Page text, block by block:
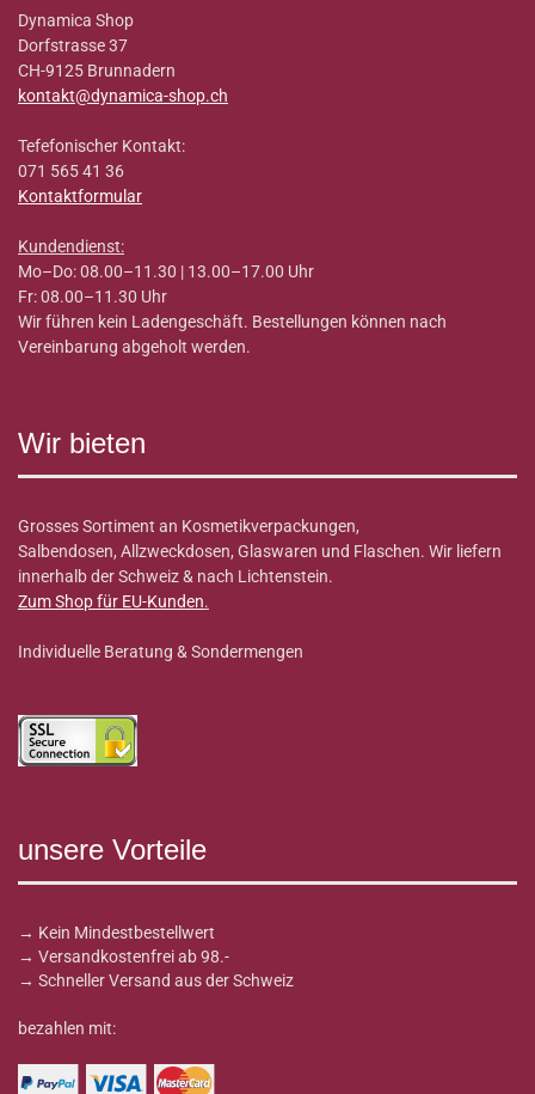
Dynamica Shop
Dorfstrasse 37
CH-9125 Brunnadern
kontakt@dynamica-shop.ch
Tefefonischer Kontakt:
071 565 41 36
Kontaktformular
Kundendienst:
Mo–Do: 08.00–11.30 | 13.00–17.00 Uhr
Fr: 08.00–11.30 Uhr
Wir führen kein Ladengeschäft. Bestellungen können nach
Vereinbarung abgeholt werden.
Wir bieten
Grosses Sortiment an Kosmetikverpackungen,
Salbendosen, Allzweckdosen, Glaswaren und Flaschen. Wir liefern
innerhalb der Schweiz & nach Lichtenstein.
Zum Shop für EU-Kunden.
Individuelle Beratung & Sondermengen
unsere Vorteile
→ Kein Mindestbestellwert
→ Versandkostenfrei ab 98.-
→ Schneller Versand aus der Schweiz
bezahlen mit: